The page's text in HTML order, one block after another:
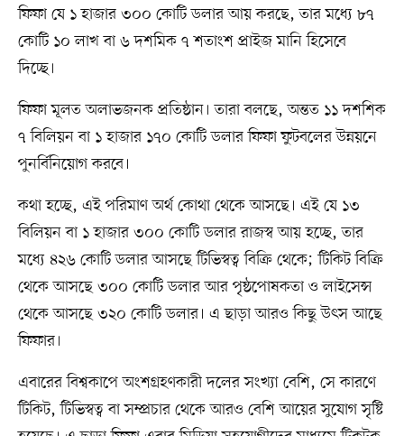
ফিফা যে ১ হাজার ৩০০ কোটি ডলার আয় করছে, তার মধ্যে ৮৭
কোটি ১০ লাখ বা ৬ দশমিক ৭ শতাংশ প্রাইজ মানি হিসেবে
দিচ্ছে।
ফিফা মূলত অলাভজনক প্রতিষ্ঠান। তারা বলছে, অন্তত ১১ দশশিক
৭ বিলিয়ন বা ১ হাজার ১৭০ কোটি ডলার ফিফা ফুটবলের উন্নয়নে
পুনর্বিনিয়োগ করবে।
কথা হচ্ছে, এই পরিমাণ অর্থ কোথা থেকে আসছে। এই যে ১৩
বিলিয়ন বা ১ হাজার ৩০০ কোটি ডলার রাজস্ব আয় হচ্ছে, তার
মধ্যে ৪২৬ কোটি ডলার আসছে টিভিস্বত্ব বিক্রি থেকে; টিকিট বিক্রি
থেকে আসছে ৩০০ কোটি ডলার আর পৃষ্ঠপোষকতা ও লাইসেন্স
থেকে আসছে ৩২০ কোটি ডলার। এ ছাড়া আরও কিছু উৎস আছে
ফিফার।
এবারের বিশ্বকাপে অংশগ্রহণকারী দলের সংখ্যা বেশি, সে কারণে
টিকিট, টিভিস্বত্ব বা সম্প্রচার থেকে আরও বেশি আয়ের সুযোগ সৃষ্টি